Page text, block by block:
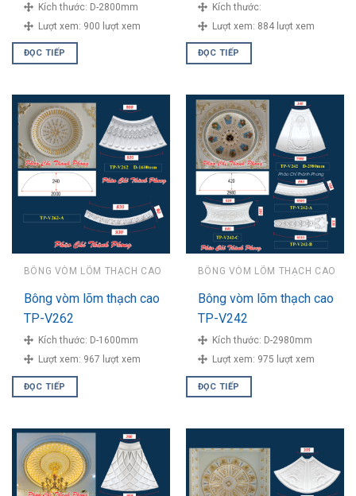
Kích thước: D-2800mm
Lượt xem: 900 lượt xem
ĐỌC TIẾP
Kích thước:
Lượt xem: 884 lượt xem
ĐỌC TIẾP
BÔNG VÒM LÕM THẠCH CAO
Bông vòm lõm thạch cao
TP-V262
Kích thước: D-1600mm
Lượt xem: 967 lượt xem
ĐỌC TIẾP
BÔNG VÒM LÕM THẠCH CAO
Bông vòm lõm thạch cao
TP-V242
Kích thước: D-2980mm
Lượt xem: 975 lượt xem
ĐỌC TIẾP